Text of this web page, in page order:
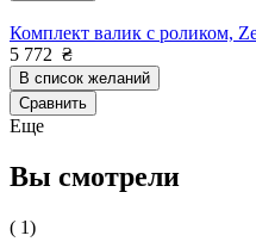
Комплект валик с роликом,
5 772 ₴
В список желаний
Сравнить
Еще
Вы смотрели
( 1)